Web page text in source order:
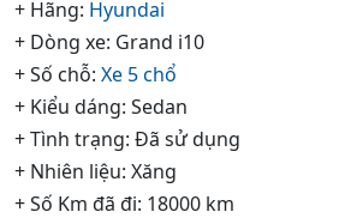
+ Hãng: Hyundai
+ Dòng xe: Grand i10
+ Số chỗ: Xe 5 chổ
+ Kiểu dáng: Sedan
+ Tình trạng: Đã sử dụng
+ Nhiên liệu: Xăng
+ Số Km đã đi: 18000 km